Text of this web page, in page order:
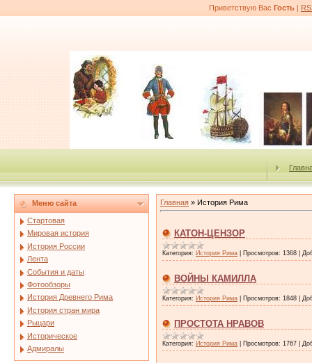
Приветствую Вас Гость |
Меню сайта
Стартовая
Мировая история
История России
Лента
События и даты
Фотообзоры
История Древнего Рима
История стран мира
Рыцари
Историческое
Адмиралы
Главная » История Рима
КАТОН-ЦЕНЗОР
Категория: История Рима Просмотров: 1368
ВОЙНЫ КАМИЛЛА
Категория: История Рима Просмотров: 1848
ПРОСТОТА НРАВОВ
Категория: История Рима Просмотров: 1767